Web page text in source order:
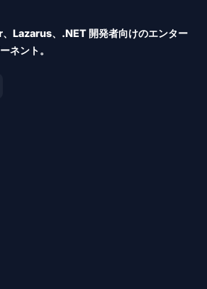
Lazarus、.NET 開発者向けのエンター
ネント。